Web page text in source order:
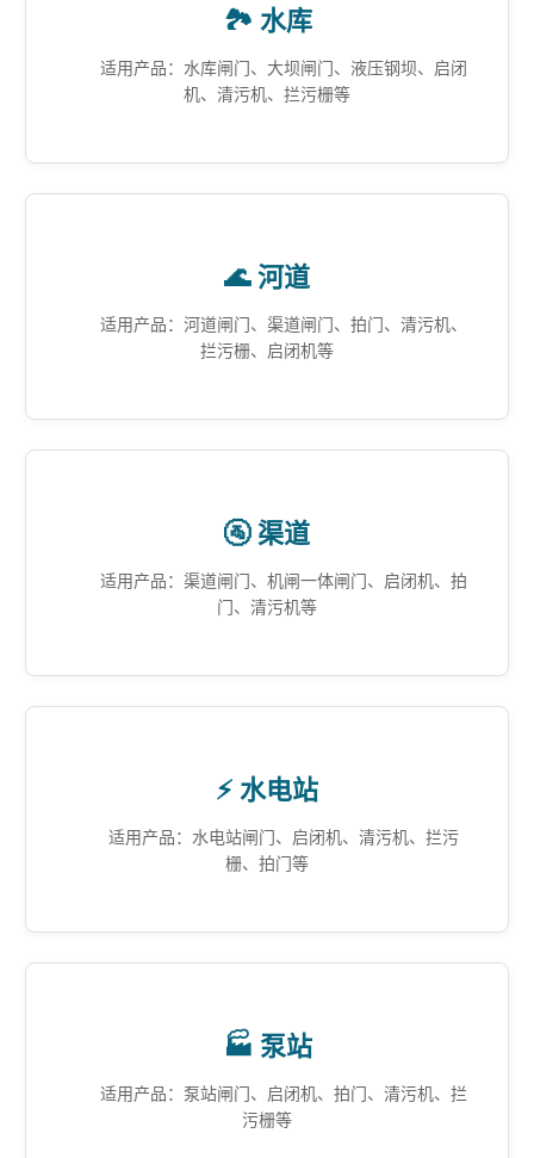
🏞️ 水库
适用产品：水库闸门、大坝闸门、液压钢坝、启闭
机、清污机、拦污栅等
🌊 河道
适用产品：河道闸门、渠道闸门、拍门、清污机、
拦污栅、启闭机等
🚰 渠道
适用产品：渠道闸门、机闸一体闸门、启闭机、拍
门、清污机等
⚡ 水电站
适用产品：水电站闸门、启闭机、清污机、拦污
栅、拍门等
🏭 泵站
适用产品：泵站闸门、启闭机、拍门、清污机、拦
污栅等